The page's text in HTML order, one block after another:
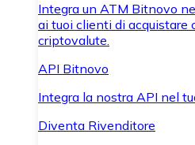
Integra un ATM Bitnovo
ai tuoi clienti di acquistare
criptovalute.
API Bitnovo
Integra la nostra API nel
Diventa Rivenditore